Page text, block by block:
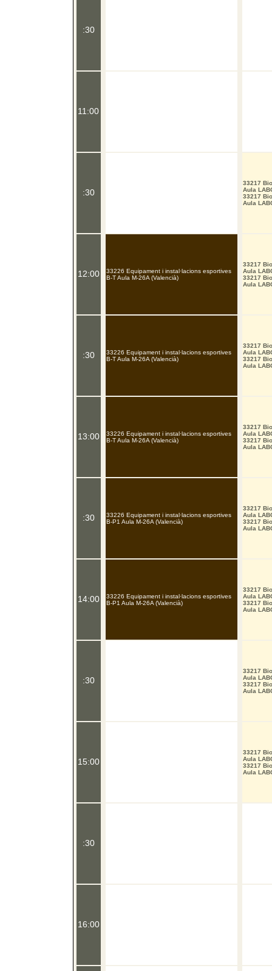
:30
11:00
:30
12:00
:30
13:00
:30
14:00
:30
15:00
:30
16:00
33226 Equipament i instal·lacions esportives
B-T Aula M-26A (Valencià)
33226 Equipament i instal·lacions esportives
B-T Aula M-26A (Valencià)
33226 Equipament i instal·lacions esportives
B-T Aula M-26A (Valencià)
33226 Equipament i instal·lacions esportives
B-P1 Aula M-26A (Valencià)
33226 Equipament i instal·lacions esportives
B-P1 Aula M-26A (Valencià)
33217
Aula
33217
Aula
33217
Aula
33217
Aula
33217
Aula
33217
Aula
33217
Aula
33217
Aula
33217
Aula
33217
Aula
33217
Aula
33217
Aula
33217
Aula
33217
Aula
33217
Aula
33217
Aula